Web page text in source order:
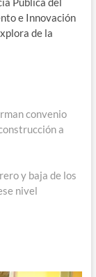
e Innovación
de la
convenio
a
y baja de los
nivel